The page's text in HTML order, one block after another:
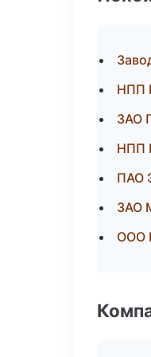
НПП
ЗАО
НПП
ПАО
ЗАО
ООО